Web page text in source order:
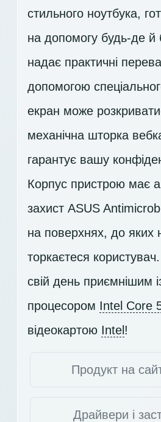
стильного ноутбука,
на допомогу будь-де й
надає практичні
допомогою
екран може
механічна шторка
гарантує вашу
Корпус пристрою має
захист ASUS
на поверхнях, до яких
торкаєтеся
свій день приємнішим
процесором Intel Core
відеокартою Intel !
Продукт на
Драйвери і